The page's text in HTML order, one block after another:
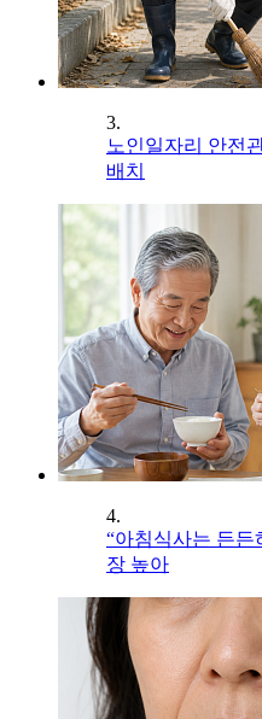
3.
노인일자리 안전
배치
4.
“아침식사는 든든
장 높아